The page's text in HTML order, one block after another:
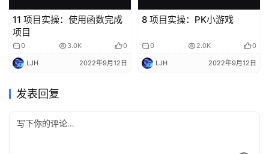
11 项目实操：使用函数完成
项目
0 3.0K 0
LJH 2022年9月12日
8 项目实操：PK小游戏
0 2.0K 0
LJH 2022年9月12日
发表回复